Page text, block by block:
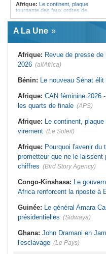
Afrique: Le continent, plaque
tournante des faux ordres de
Guinée:
assume les fonctions présidentielles
Ghana:John Dramani en Jamaïque
l'esclavage
Sénégal:Banque mondiale - 340
priorités du pays
La Cour suprême confirme la
condamnation de l'ex-ministre de
l'Économie
France la restitution du crâne de
Bokar Biro et de trois de ses
proches
A La Une
Afrique: Revue de presse
2026 (allAfrica)
Bénin: Le nouveau Sénat
Afrique: CAN féminine 2026
les quarts de finale (APS)
Afrique: Le continent,
virement (Le Soleil)
Afrique: Pourquoi l'avenir du
prometteur que ne le laissent
chiffres (Bird Story Agency)
Congo-Kinshasa: Le
Africa renforcent la riposte à
Guinée: Le général Amara
présidentielles (Sidwaya)
Ghana: John Dramani en
l'esclavage (Le Pays)